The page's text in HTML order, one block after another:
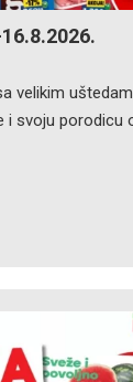
velikim
i svoju porodicu